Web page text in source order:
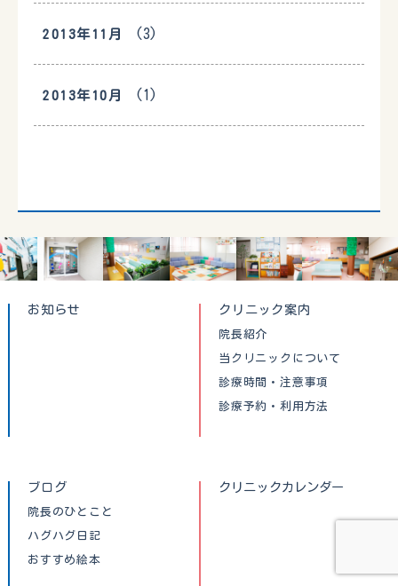
2013年11月 (3)
2013年10月 (1)
お知らせ クリニック案内
院長紹介
当クリニックについて
診療時間・注意事項
診療予約・利用方法
ブログ
院長のひとこと
ハグハグ日記
おすすめ絵本
クリニックカレンダー